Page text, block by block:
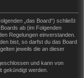
„das Board“) schließt
ab (im Folgenden
Regelungen einverstanden.
bist, so darfst du das Board
jeweils die an dieser
und kann von
gekündigt werden.